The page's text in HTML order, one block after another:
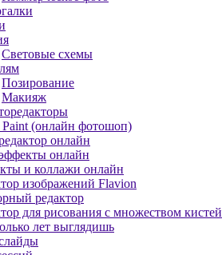
Световые схемы
Позирование
Макияж
Paint (онлайн фотошоп)
онлайн
онлайн
и коллажи онлайн
изображений Flavion
редактор
для рисования с множеством кистей
лет выглядишь